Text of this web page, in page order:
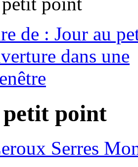
point
Serres